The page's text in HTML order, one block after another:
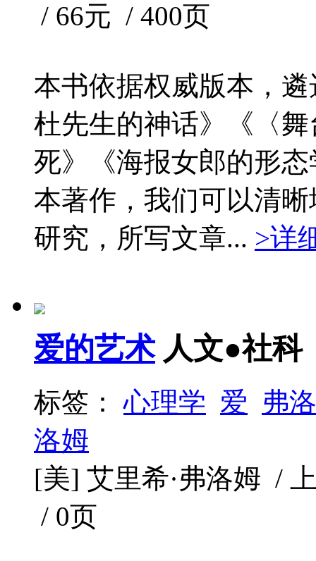
/ 66元 / 400页
本书依据权威版本，
杜先生的神话》《〈
死》《海报女郎的形
本著作，我们可以清
研究，所写文章... >详
爱的艺术 人文●社科
标签：心理学 爱 弗
洛姆
[美] 艾里希·弗洛姆 /
/ 0页